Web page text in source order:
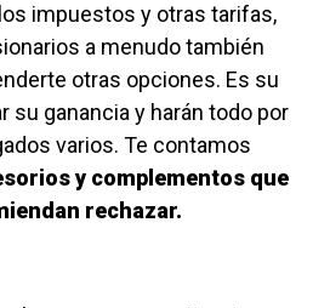
impuestos y otras tarifas,
a menudo también
otras opciones. Es su
su ganancia y harán todo por
varios. Te contamos
y complementos que
rechazar.